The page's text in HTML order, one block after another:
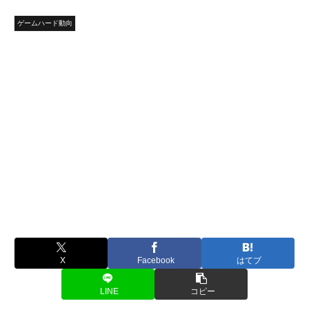
ゲームハード動向
X Facebook はてブ
LINE コピー